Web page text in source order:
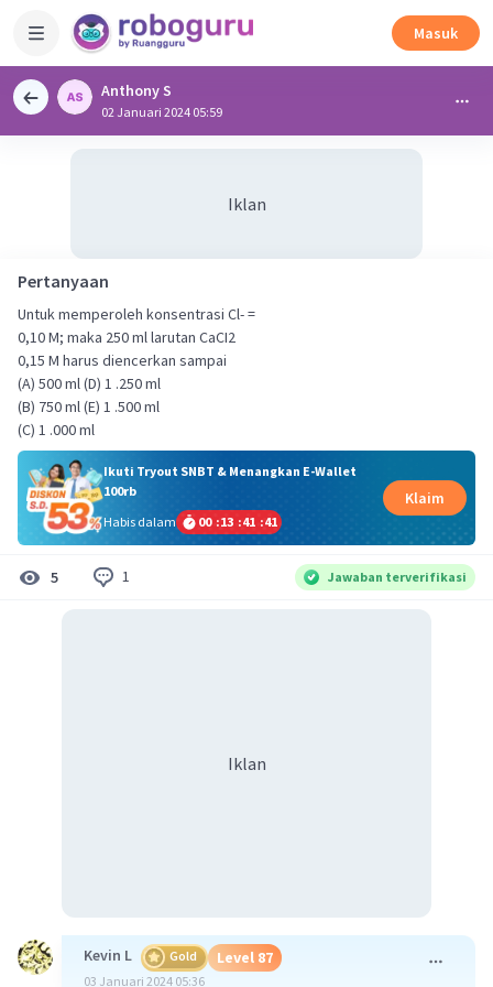
Masuk
Anthony S
02 Januari 2024 05:59
Iklan
Pertanyaan
Untuk memperoleh konsentrasi Cl- =
0,10 M; maka 250 ml larutan CaCI2
0,15 M harus diencerkan sampai
(A) 500 ml (D) 1 .250 ml
(B) 750 ml (E) 1 .500 ml
(C) 1 .000 ml
Ikuti Tryout SNBT & Menangkan E-Wallet
100rb
Habis dalam
00 :13 :41 :41
Klaim
5 1 Jawaban terverifikasi
Iklan
Kevin L Gold Level 87
03 Januari 2024 05:36